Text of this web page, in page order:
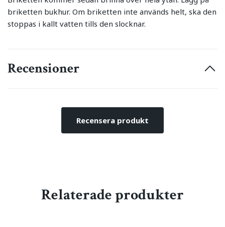
briketten bukhur. Om briketten inte används helt, ska den
stoppas i kallt vatten tills den slocknar.
Recensioner
Recensera produkt
Relaterade produkter